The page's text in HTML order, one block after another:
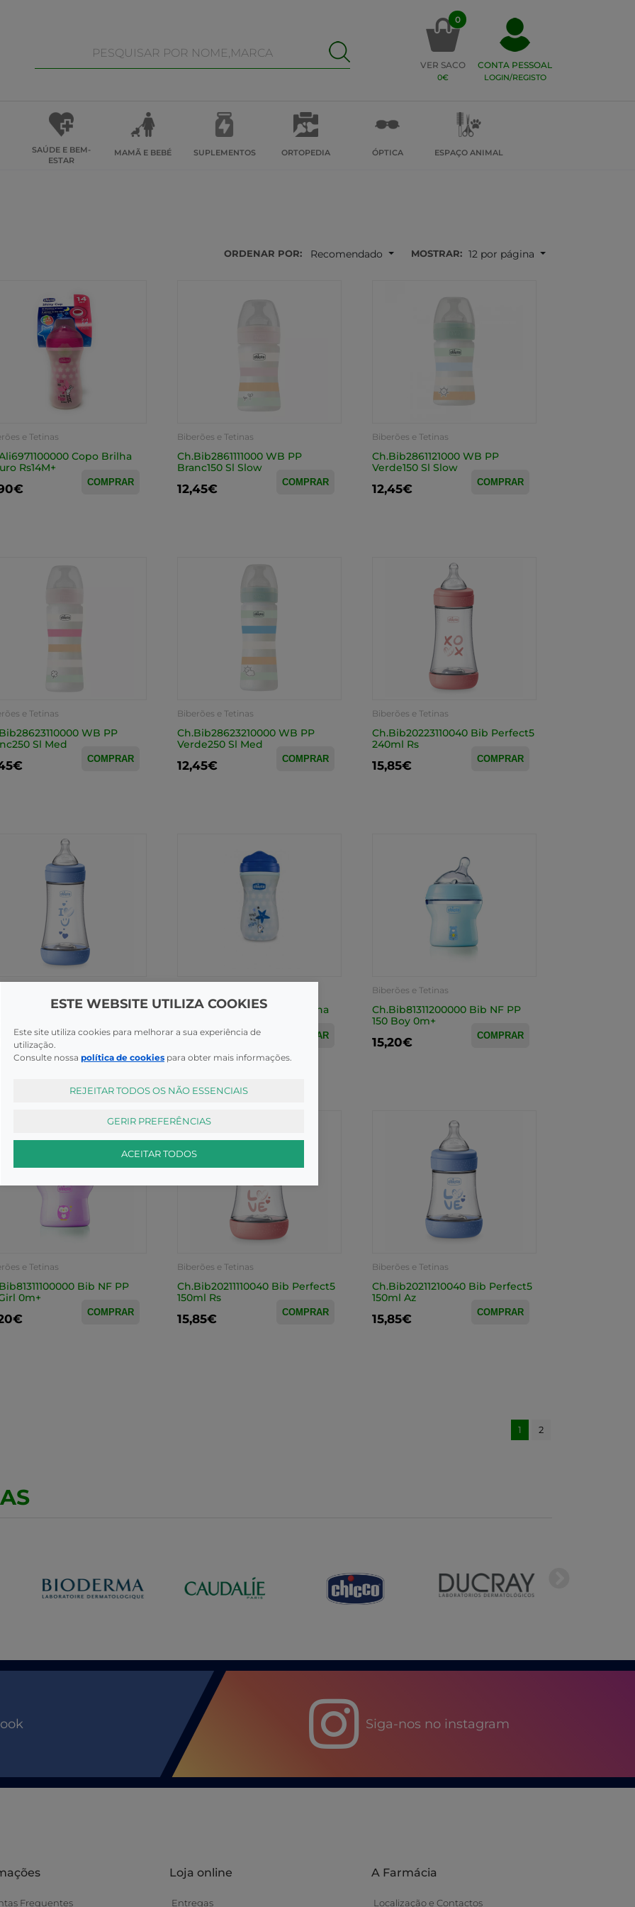
0
VER SACO
0€
CONTA PESSOAL
LOGIN/REGISTO
SAÚDE E BEM-
ESTAR
MAMÃ E BEBÉ SUPLEMENTOS ORTOPEDIA ÓPTICA ESPAÇO ANIMAL
ORDENAR POR: Recomendado MOSTRAR: 12 por página
e Tetinas
Copo Brilha
Rs14M+
COMPRAR
Biberões e Tetinas
Ch.Bib2861111000 WB PP
Branc150 Sl Slow
12,45€ COMPRAR
Biberões e Tetinas
Ch.Bib2861121000 WB PP
Verde150 Sl Slow
12,45€ COMPRAR
e Tetinas
WB PP
Sl Med
COMPRAR
Biberões e Tetinas
Ch.Bib28623210000 WB PP
Verde250 Sl Med
12,45€ COMPRAR
Biberões e Tetinas
Ch.Bib20223110040 Bib Perfect5
240ml Rs
15,85€ COMPRAR
e Tetinas
Bib Perfect5
Az
COMPRAR
Ch.Ali6971200000 Copo Brilha
COMPRAR
Biberões e Tetinas
Ch.Bib81311200000 Bib NF PP
150 Boy 0m+
15,20€ COMPRAR
e Tetinas
Bib NF PP
0m+
COMPRAR
Biberões e Tetinas
Ch.Bib20211110040 Bib Perfect5
150ml Rs
15,85€ COMPRAR
Biberões e Tetinas
Ch.Bib20211210040 Bib Perfect5
150ml Az
15,85€ COMPRAR
1 2
Siga-nos no instagram
Frequentes
Loja online
Entregas
A Farmácia
Localização e Contactos
ESTE WEBSITE UTILIZA COOKIES
Este site utiliza cookies para melhorar a sua experiência de
utilização.
Consulte nossa política de cookies para obter mais informações.
REJEITAR TODOS OS NÃO ESSENCIAIS
GERIR PREFERÊNCIAS
ACEITAR TODOS